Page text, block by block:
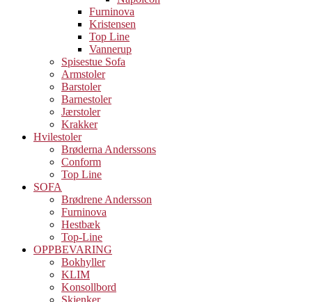
Furninova
Kristensen
Top Line
Vannerup
Spisestue Sofa
Armstoler
Barstoler
Barnestoler
Jærstoler
Krakker
Hvilestoler
Brøderna Anderssons
Conform
Top Line
SOFA
Brødrene Andersson
Furninova
Hestbæk
Top-Line
OPPBEVARING
Bokhyller
KLIM
Konsollbord
Skjenker